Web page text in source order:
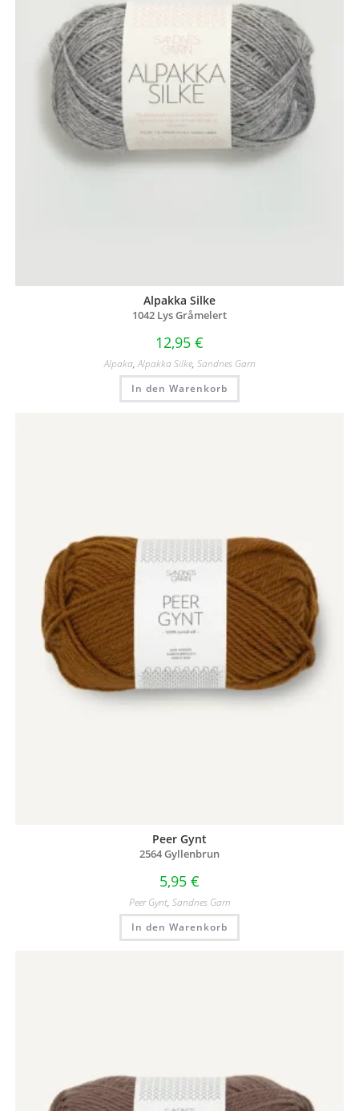
Alpakka Silke
1042 Lys Gråmelert
12,95 €
Alpaka,Alpakka Silke, Sandnes Garn
In den Warenkorb
Peer Gynt
2564 Gyllenbrun
5,95 €
Peer Gynt, Sandnes Garn
In den Warenkorb